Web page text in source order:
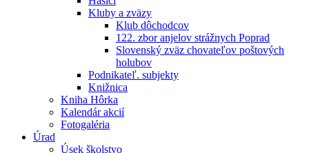
Kluby a zväzy
Klub dôchodcov
122. zbor anjelov strážnych Poprad
Slovenský zväz chovateľov poštových
holubov
Podnikateľ. subjekty
Knižnica
Kniha Hôrka
Kalendár akcií
Fotogaléria
Úrad
Úsek školstvo